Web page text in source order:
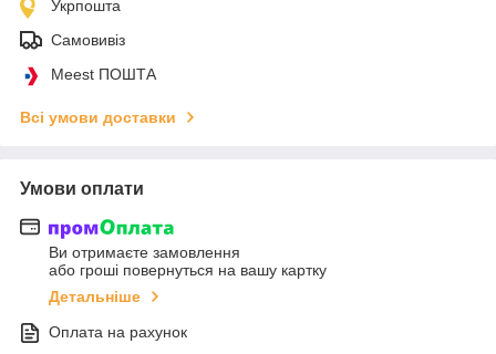
Укрпошта
Самовивіз
Meest ПОШТА
Всі умови доставки
Умови оплати
Ви отримаєте замовлення
або гроші повернуться на вашу картку
Детальніше
Оплата на рахунок